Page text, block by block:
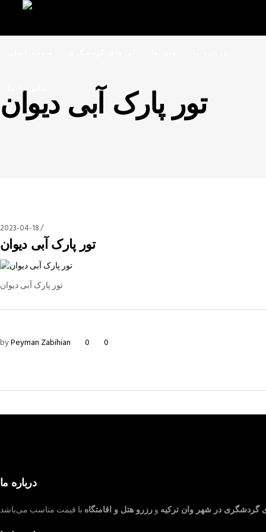
تماس با ما
تور پارک آبی دیوان
2023-04-18
تور پارک آبی دیوان
تور پارک آبی دیوان
byPeyman Zabihian 0 0
درباره ما
گردشگری در شهر وان ترکیه ورزرو هتل و اقامتگاه